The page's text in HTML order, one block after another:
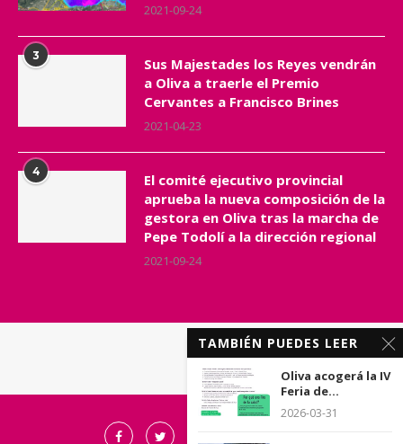
2021-09-24
3
Sus Majestades los Reyes vendrán
a Oliva a traerle el Premio
Cervantes a Francisco Brines
2021-04-23
4
El comité ejecutivo provincial
aprueba la nueva composición de la
gestora en Oliva tras la marcha de
Pepe Todolí a la dirección regional
2021-09-24
TAMBIÉN PUEDES LEER
Oliva acogerá la IV
Feria de...
2026-03-31